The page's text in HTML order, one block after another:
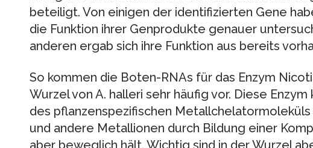
beteiligt. Von einigen der identifizierten Gene
die Funktion ihrer Genprodukte genauer
anderen ergab sich ihre Funktion aus bereits
So kommen die Boten-RNAs für das Enzym
Wurzel von A. halleri sehr häufig vor. Diese
des pflanzenspezifischen Metallchelatormoleküls
und andere Metallionen durch Bildung einer